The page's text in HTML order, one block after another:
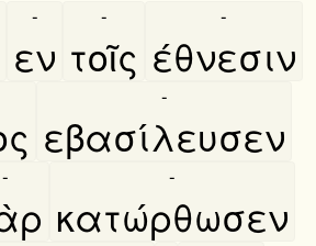
εν
-
τοῖς
-
έθνεσιν
-
εβασίλευσεν
-
-
κατώρθωσεν
-